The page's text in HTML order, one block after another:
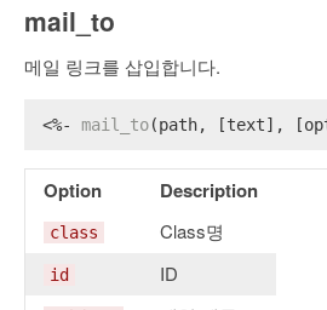
mail_to
메일 링크를 삽입합니다.
<%- mail_to(path, [text],
Option Description
class Class명
id ID